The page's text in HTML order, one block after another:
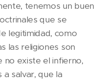
tenemos un buen
que se
legitimidad, como
las religiones son
no existe el infierno,
salvar, que la